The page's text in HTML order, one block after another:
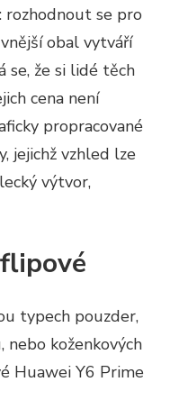
rozhodnout se pro
obal vytváří
se, že si lidé těch
cena není
propracované
jejichž vzhled lze
výtvor,
typech pouzder,
nebo koženkových
Huawei Y6 Prime